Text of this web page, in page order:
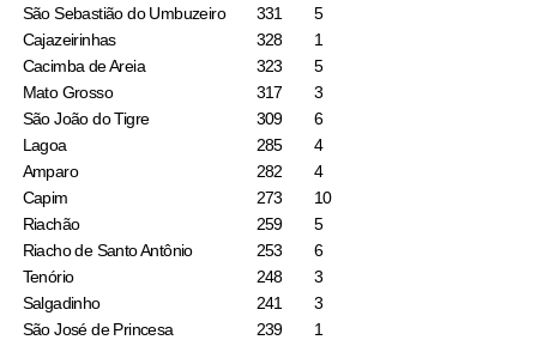
São Sebastião do Umbuzeiro 331
5
Cajazeirinhas
328
1
Cacimba de Areia
323
5
Mato Grosso
317
3
São João do Tigre
309
6
Lagoa
285
4
Amparo
282
4
Capim
273
10
Riachão
259
5
Riacho de Santo Antônio
253
6
Tenório
248
3
Salgadinho
241
3
São José de Princesa
239
1